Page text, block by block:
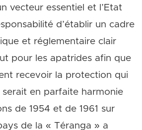
vecteur essentiel et l’Etat
d’établir un cadre
et réglementaire clair
pour les apatrides afin que
recevoir la protection qui
en parfaite harmonie
de 1954 et de 1961 sur
de la « Téranga » a